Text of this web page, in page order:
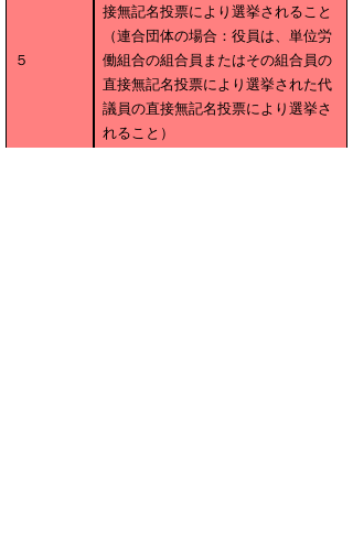
５
接無記名投票により選挙されること
（連合団体の場合：役員は、単位労
働組合の組合員またはその組合員の
直接無記名投票により選挙された代
議員の直接無記名投票により選挙さ
れること）